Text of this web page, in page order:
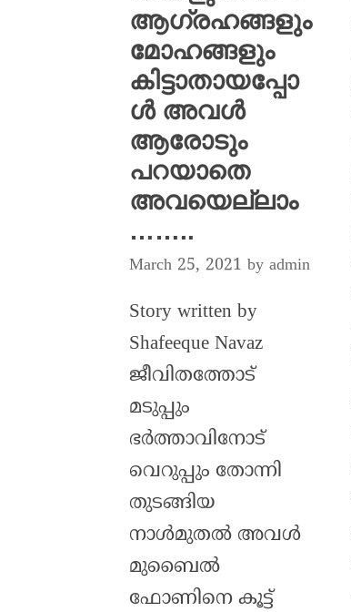
ആഗ്രഹങ്ങളും
മോഹങ്ങളും
കിട്ടാതായപ്പോ
ൾ അവൾ
ആരോടും
പറയാതെ
അവയെല്ലാം
……..
March 25, 2021 by admin
Story written by
Shafeeque Navaz
ജീവിതത്തോട്
മടുപ്പും
ഭർത്താവിനോട്
വെറുപ്പും തോന്നി
തുടങ്ങിയ
നാൾമുതൽ അവൾ
മുബൈൽ
ഫോണിനെ കൂട്ട്